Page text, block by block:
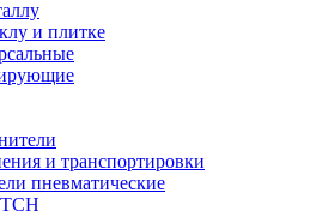
и плитке
и транспортировки
пневматические